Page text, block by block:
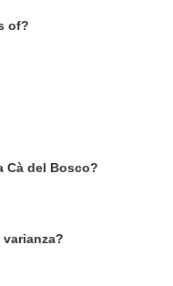
of?
Cà del Bosco?